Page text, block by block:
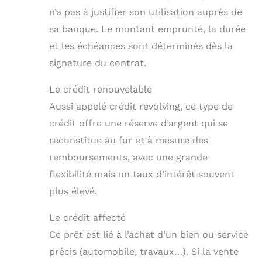
n’a pas à justifier son utilisation auprès de
sa banque. Le montant emprunté, la durée
et les échéances sont déterminés dès la
signature du contrat.
Le crédit renouvelable
Aussi appelé crédit revolving, ce type de
crédit offre une réserve d’argent qui se
reconstitue au fur et à mesure des
remboursements, avec une grande
flexibilité mais un taux d’intérêt souvent
plus élevé.
Le crédit affecté
Ce prêt est lié à l’achat d’un bien ou service
précis (automobile, travaux…). Si la vente